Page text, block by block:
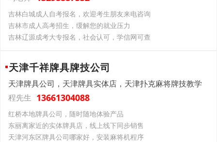
吉林白城成人自考报名，欢迎考生朋友来电咨询
吉林市成人高考招生，缓解您的就业压力
吉林辽源成考大专报名，社会认可，学信网可查
天津千祥牌具牌技公司
天津牌具公司，天津牌具实体店，天津扑克麻将牌技教学
程先生 13661304088
红桥本地牌具公司，随时随地体验产品
东丽离家近的实体牌具店，线上线下同步销售
天津河东区牌具公司哪家好，安装麻将机程序